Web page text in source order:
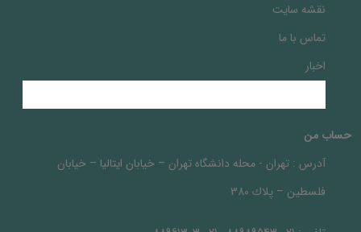
نقشه سایت
تماس با ما
اخبار
حساب من
آدرس : تهران - محله دانشگاه تهران – خيابان ايتاليا – خيابان
فلسطين – پلاك 380